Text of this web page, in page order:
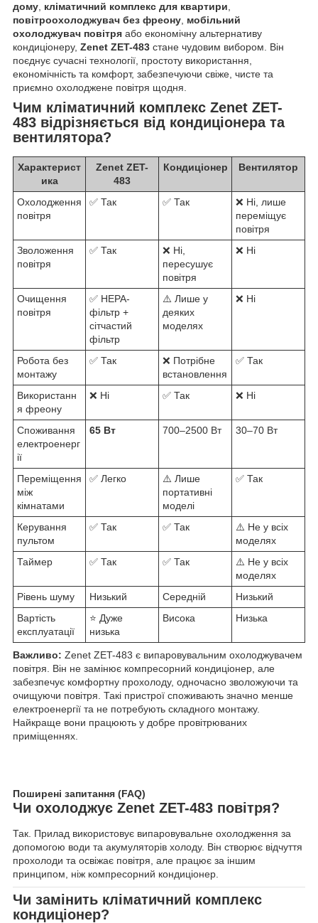
дому кліматичний комплекс для квартири
повітроохолоджувач без фреону мобільний
охолоджувач повітря або економічну альтернативу
кондиціонеру, Zenet ZET-483 стане чудовим вибором. Він
поєднує сучасні технології, простоту використання,
економічність та комфорт, забезпечуючи свіже, чисте та
приємно охолоджене повітря щодня.
Чим кліматичний комплекс Zenet ZET-
483 відрізняється від кондиціонера та
вентилятора?
Характерист
ика
Zenet ZET-
483
Кондиціонер Вентилятор
Охолодження
повітря
✅ Так ✅ Так
❌ Ні, лише
переміщує
повітря
Зволоження
повітря
✅ Так
❌ Ні,
пересушує
повітря
❌ Ні
Очищення
повітря
✅ HEPA-
фільтр +
сітчастий
фільтр
⚠️ Лише у
деяких
моделях
❌ Ні
Робота без
монтажу
✅ Так
❌ Потрібне
встановлення
✅ Так
Використанн
я фреону
❌ Ні ✅ Так ❌ Ні
Споживання
електроенерг
ії
65 Вт 700–2500 Вт 30–70 Вт
Переміщення
між
кімнатами
✅ Легко
⚠️ Лише
портативні
моделі
✅ Так
Керування
пультом
✅ Так ✅ Так
⚠️ Не у всіх
моделях
Таймер
✅ Так ✅ Так
⚠️ Не у всіх
моделях
Рівень шуму
Низький Середній
Низький
Вартість
експлуатації
⭐ Дуже
низька
Висока Низька
Важливо: Zenet ZET-483 є випаровувальним охолоджувачем
повітря. Він не замінює компресорний кондиціонер, але
забезпечує комфортну прохолоду, одночасно зволожуючи та
очищуючи повітря. Такі пристрої споживають значно менше
електроенергії та не потребують складного монтажу.
Найкраще вони працюють у добре провітрюваних
приміщеннях.
Поширені запитання (FAQ)
Чи охолоджує Zenet ZET-483 повітря?
Так. Прилад використовує випаровувальне охолодження за
допомогою води та акумуляторів холоду. Він створює відчуття
прохолоди та освіжає повітря, але працює за іншим
принципом, ніж компресорний кондиціонер.
Чи замінить кліматичний комплекс
кондиціонер?